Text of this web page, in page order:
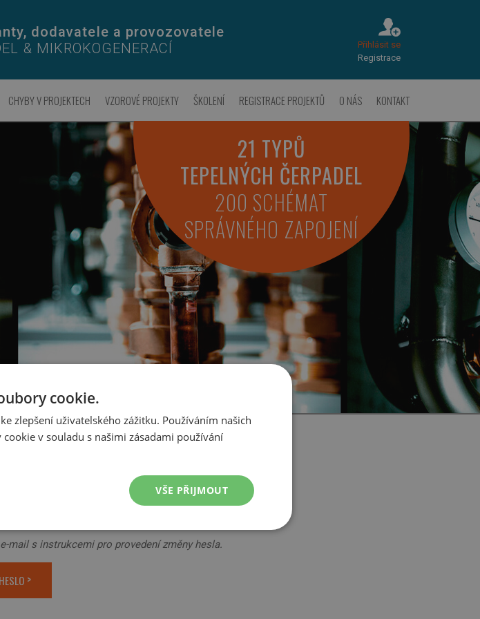
dodavatele a provozovatele
& MIKROKOGENERACÍ
Přihlásit se
Registrace
CHYBY V PROJEKTECH VZOROVÉ PROJEKTY ŠKOLENÍ REGISTRACE PROJEKTŮ O NÁS KONTAKT
21 TYPŮ
TEPELNÝCH ČERPADEL
200 SCHÉMAT
SPRÁVNÉHO ZAPOJENÍ
mail s instrukcemi pro provedení změny hesla.
cookie.
zlepšení uživatelského zážitku. Používáním našich
v souladu s našimi zásadami používání
VŠE PŘIJMOUT
cílení Funkční soubory
Nezařazené
soubory